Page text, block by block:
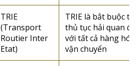
TRIE
(Transport
Routier Inter
Etat)
TRIE là bắt buộc
thủ tục hải quan đối
với tất cả hàng hóa
vận chuyển